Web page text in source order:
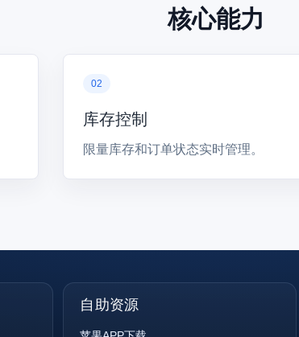
核心能力
库存控制
限量库存和订单状态实时管理。
自助资源